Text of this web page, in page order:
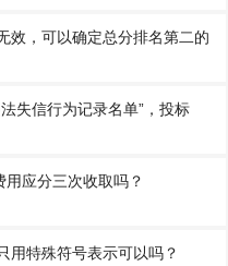
效，可以确定总分排名第二的
失信行为记录名单”，投标
用应分三次收取吗？
用特殊符号表示可以吗？